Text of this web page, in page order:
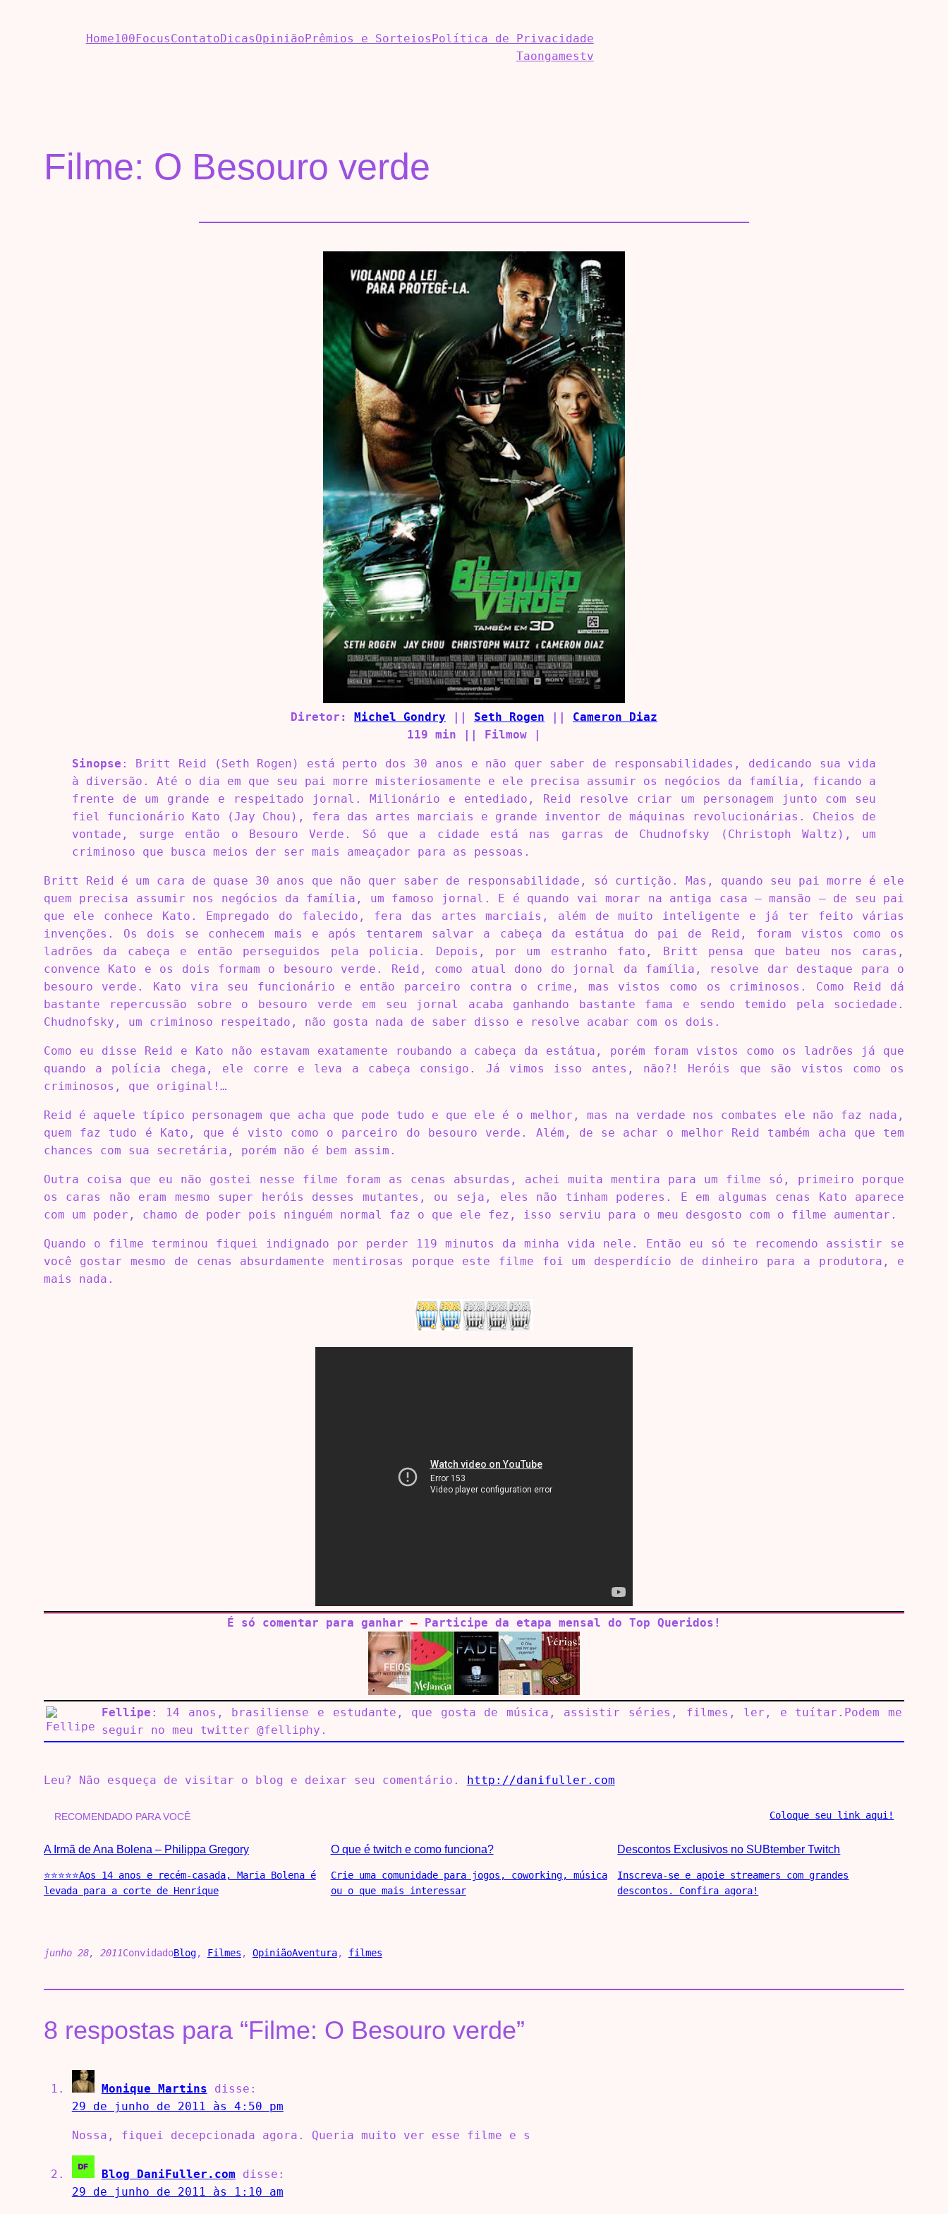
Home100FocusContatoDicasOpinião Prêmios e Sorteios Política de Privacidade
Taongamestv
Filme: O Besouro verde
Diretor: Michel Gondry Seth Rogen
Cameron Diaz
119 min || Filmow |
Sinopse : Britt Reid (Seth Rogen) está perto dos 30 anos e não quer saber de responsabilidades, dedicando sua vida
à diversão. Até o dia em que seu pai morre misteriosamente e ele precisa assumir os negócios da família, ficando a
frente de um grande e respeitado jornal. Milionário e entediado, Reid resolve criar um personagem junto com seu
fiel funcionário Kato (Jay Chou), fera das artes marciais e grande inventor de máquinas revolucionárias. Cheios de
vontade, surge então o Besouro Verde. Só que a cidade está nas garras de Chudnofsky (Christoph Waltz), um
criminoso que busca meios der ser mais ameaçador para as pessoas.
Britt Reid é um cara de quase 30 anos que não quer saber de responsabilidade, só curtição. Mas, quando seu pai morre é ele
quem precisa assumir nos negócios da família, um famoso jornal. E é quando vai morar na antiga casa – mansão – de seu pai
que ele conhece Kato. Empregado do falecido, fera das artes marciais, além de muito inteligente e já ter feito várias
invenções. Os dois se conhecem mais e após tentarem salvar a cabeça da estátua do pai de Reid, foram vistos como os
ladrões da cabeça e então perseguidos pela policia. Depois, por um estranho fato, Britt pensa que bateu nos caras,
convence Kato e os dois formam o besouro verde. Reid, como atual dono do jornal da família, resolve dar destaque para o
besouro verde. Kato vira seu funcionário e então parceiro contra o crime, mas vistos como os criminosos. Como Reid dá
bastante repercussão sobre o besouro verde em seu jornal acaba ganhando bastante fama e sendo temido pela sociedade.
Chudnofsky, um criminoso respeitado, não gosta nada de saber disso e resolve acabar com os dois.
Como eu disse Reid e Kato não estavam exatamente roubando a cabeça da estátua, porém foram vistos como os ladrões já que
quando a polícia chega, ele corre e leva a cabeça consigo. Já vimos isso antes, não?! Heróis que são vistos como os
criminosos, que original!…
Reid é aquele típico personagem que acha que pode tudo e que ele é o melhor, mas na verdade nos combates ele não faz nada,
quem faz tudo é Kato, que é visto como o parceiro do besouro verde. Além, de se achar o melhor Reid também acha que tem
chances com sua secretária, porém não é bem assim.
Outra coisa que eu não gostei nesse filme foram as cenas absurdas, achei muita mentira para um filme só, primeiro porque
os caras não eram mesmo super heróis desses mutantes, ou seja, eles não tinham poderes. E em algumas cenas Kato aparece
com um poder, chamo de poder pois ninguém normal faz o que ele fez, isso serviu para o meu desgosto com o filme aumentar.
Quando o filme terminou fiquei indignado por perder 119 minutos da minha vida nele. Então eu só te recomendo assistir se
você gostar mesmo de cenas absurdamente mentirosas porque este filme foi um desperdício de dinheiro para a produtora, e
mais nada.
É só comentar para ganhar — Participe da etapa mensal do Top Queridos!
Fellipe : 14 anos, brasiliense e estudante, que gosta de música, assistir séries, filmes, ler, e tuítar.Podem me
seguir no meu twitter @felliphy.
Leu? Não esqueça de visitar o blog e deixar seu comentário. http://danifuller.com
RECOMENDADO PARA VOCÊ Coloque seu link aqui!
A Irmã de Ana Bolena – Philippa Gregory
⭐⭐⭐⭐⭐Aos 14 anos e recém-casada, Maria Bolena é
levada para a corte de Henrique
O que é twitch e como funciona?
Crie uma comunidade para jogos, coworking, música
ou o que mais interessar
Descontos Exclusivos no SUBtember Twitch
Inscreva-se e apoie streamers com grandes
descontos. Confira agora!
junho 28, 2011ConvidadoBlog, Filmes , OpiniãoAventura, filmes
8 respostas para “Filme: O Besouro verde”
Monique Martins
disse:
29 de junho de 2011 às 4:50 pm
Nossa, fiquei decepcionada agora. Queria muito ver esse filme e s
Blog DaniFuller.com
disse:
29 de junho de 2011 às 1:10 am